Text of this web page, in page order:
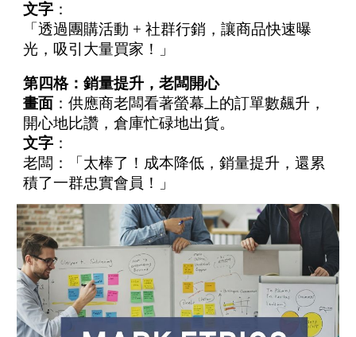
文字 ：
「透過團購活動 + 社群行銷，讓商品快速曝
光，吸引大量買家！」
第四格：銷量提升，老闆開心
畫面 ：供應商老闆看著螢幕上的訂單數飆升，
開心地比讚，倉庫忙碌地出貨。
文字 ：
老闆：「太棒了！成本降低，銷量提升，還累
積了一群忠實會員！」